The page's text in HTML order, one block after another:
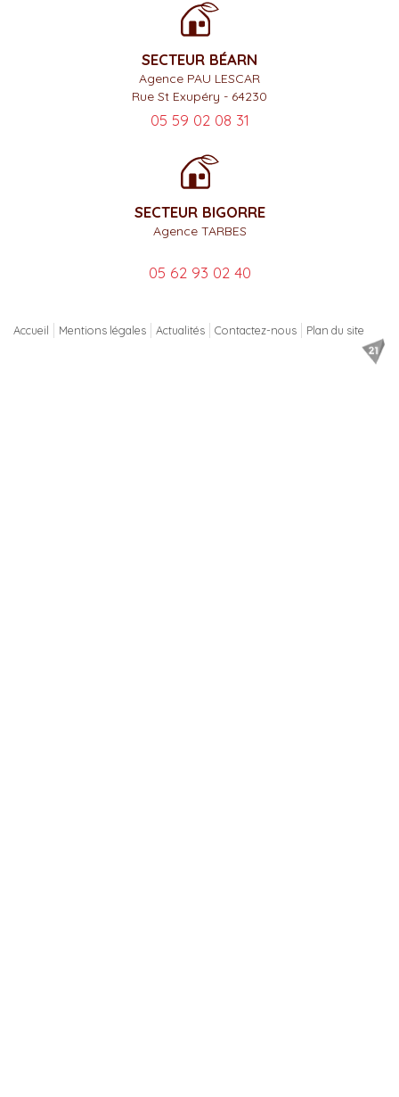
SECTEUR BÉARN
Agence PAU LESCAR
Rue St Exupéry - 64230
05 59 02 08 31
SECTEUR BIGORRE
Agence TARBES
05 62 93 02 40
Accueil Mentions légales Actualités Contactez-nous Plan du site